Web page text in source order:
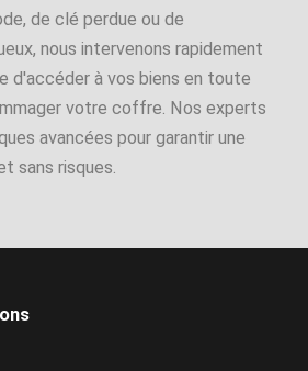
de clé perdue ou de
nous intervenons rapidement
d'accéder à vos biens en toute
votre coffre. Nos experts
avancées pour garantir une
sans risques.